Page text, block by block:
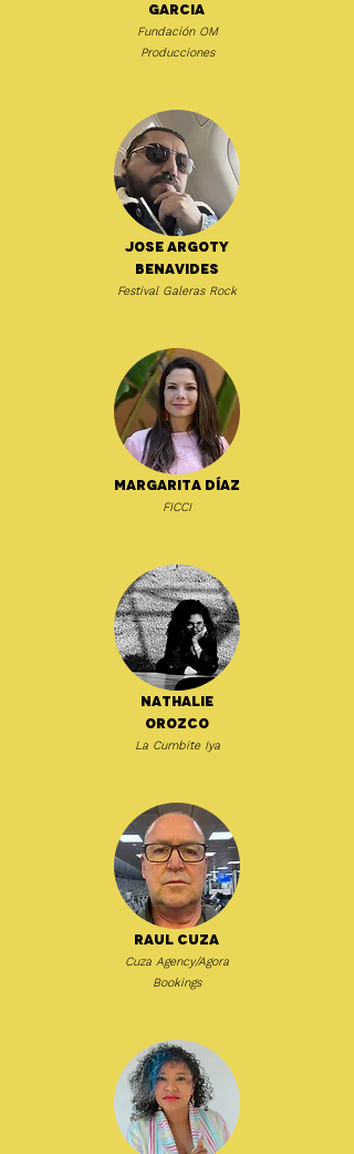
Garcia
Fundación OM
Producciones
Jose Argoty
Benavides
Festival Galeras Rock
Margarita Díaz
FICCI
Nathalie
Orozco
La Cumbite Iya
Raul Cuza
Cuza Agency/Agora
Bookings